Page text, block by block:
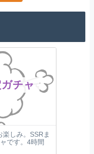
チャ
しみ。SSRま
です。4時間